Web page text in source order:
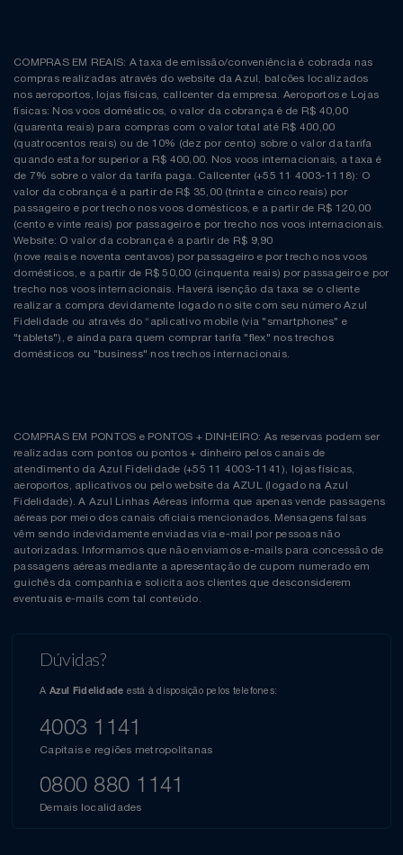
COMPRAS EM REAIS: A taxa de emissão/conveniência é cobrada nas
compras realizadas através do website da Azul, balcões localizados
nos aeroportos, lojas físicas, callcenter da empresa. Aeroportos e Lojas
físicas: Nos voos domésticos, o valor da cobrança é de R$ 40,00
(quarenta reais) para compras com o valor total até R$ 400,00
(quatrocentos reais) ou de 10% (dez por cento) sobre o valor da tarifa
quando esta for superior a R$ 400,00. Nos voos internacionais, a taxa é
de 7% sobre o valor da tarifa paga. Callcenter (+55 11 4003-1118): O
valor da cobrança é a partir de R$ 35,00 (trinta e cinco reais) por
passageiro e por trecho nos voos domésticos, e a partir de R$ 120,00
(cento e vinte reais) por passageiro e por trecho nos voos internacionais.
Website: O valor da cobrança é a partir de R$ 9,90
(nove reais e noventa centavos) por passageiro e por trecho nos voos
domésticos, e a partir de R$ 50,00 (cinquenta reais) por passageiro e por
trecho nos voos internacionais. Haverá isenção da taxa se o cliente
realizar a compra devidamente logado no site com seu número Azul
Fidelidade ou através do “aplicativo mobile (via "smartphones" e
"tablets"), e ainda para quem comprar tarifa "flex" nos trechos
domésticos ou "business" nos trechos internacionais.
COMPRAS EM PONTOS e PONTOS + DINHEIRO: As reservas podem ser
realizadas com pontos ou pontos + dinheiro pelos canais de
atendimento da Azul Fidelidade (+55 11 4003-1141), lojas físicas,
aeroportos, aplicativos ou pelo website da AZUL (logado na Azul
Fidelidade). A Azul Linhas Aéreas informa que apenas vende passagens
aéreas por meio dos canais oficiais mencionados. Mensagens falsas
vêm sendo indevidamente enviadas via e-mail por pessoas não
autorizadas. Informamos que não enviamos e-mails para concessão de
passagens aéreas mediante a apresentação de cupom numerado em
guichês da companhia e solicita aos clientes que desconsiderem
eventuais e-mails com tal conteúdo.
Dúvidas?
A Azul Fidelidade está à disposição pelos telefones:
4003 1141
Capitais e regiões metropolitanas
0800 880 1141
Demais localidades